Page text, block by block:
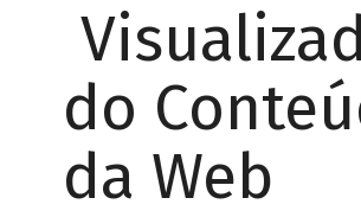
do
da Web